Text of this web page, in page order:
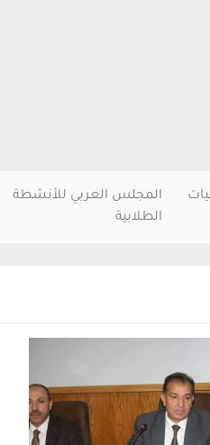
المجلس العربي للأنشطة
الطلابية